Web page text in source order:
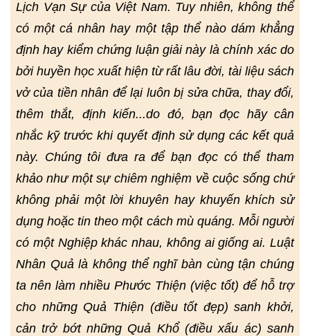
Lịch Vạn Sự của Việt Nam. Tuy nhiên, không thể
có một cá nhân hay một tập thể nào dám khẳng
định hay kiểm chứng luận giải này là chính xác do
bởi huyền học xuất hiện từ rất lâu đời, tài liệu sách
vở của tiền nhân để lại luôn bị sửa chữa, thay đổi,
thêm thắt, định kiến...do đó, bạn đọc hãy cân
nhắc kỹ trước khi quyết định sử dụng các kết quả
này. Chúng tôi đưa ra để bạn đọc có thể tham
khảo như một sự chiêm nghiệm về cuộc sống chứ
không phải một lời khuyên hay khuyến khích sử
dụng hoặc tin theo một cách mù quáng. Mỗi người
có một Nghiệp khác nhau, không ai giống ai. Luật
Nhân Quả là không thể nghĩ bàn cùng tận chúng
ta nên làm nhiều Phước Thiện (việc tốt) để hỗ trợ
cho những Quả Thiện (điều tốt đẹp) sanh khởi,
cản trở bớt những Quả Khổ (điều xấu ác) sanh